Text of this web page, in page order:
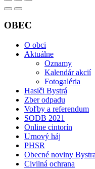
OBEC
O obci
Aktuálne
Oznamy
Kalendár akcií
Fotogaléria
Hasiči Bystrá
Zber odpadu
Voľby a referendum
SODB 2021
Online cintorín
Urnový háj
PHSR
Obecné noviny
Civilná ochrana